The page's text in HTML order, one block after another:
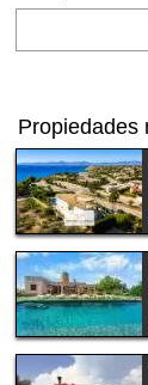
Propiedades